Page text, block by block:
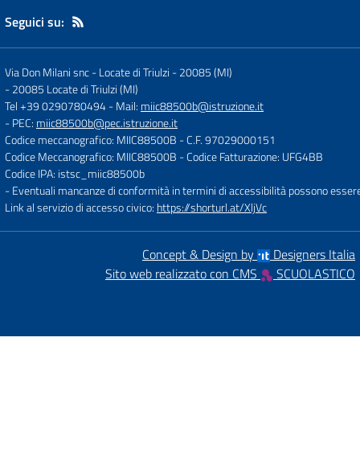
Seguici su:
Via Don Milani snc - Locate di Triulzi - 20085 (MI)
-20085 Locate di Triulzi (MI)
Tel +39 0290780494- Mail: miic88500b@istruzione.it
- PEC: miic88500b@pec.istruzione.it
Codice meccanografico: MIIC88500B - C.F. 97029000151
Codice Meccanografico: MIIC88500B - Codice Fatturazione: UFG4BB
Codice IPA: istsc_miic88500b
- Eventuali mancanze di conformità in termini di accessibilità possono
Link al servizio di accesso civico: https://shorturl.at/XljVc
Concept & Design by
Designers Italia
Sito web realizzato con CMS
SCUOLASTICO